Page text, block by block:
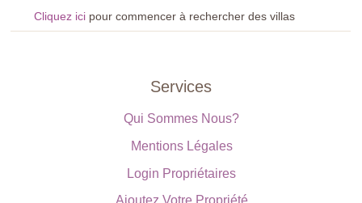
Cliquez ici pour commencer à rechercher des villas
Services
Qui Sommes Nous?
Mentions Légales
Login Propriétaires